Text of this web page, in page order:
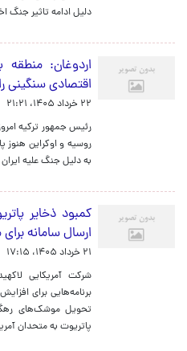
دلیل ادامه تاثیر جنگ
اردوغان:
اقتصادی سنگینی
۲۲ خرداد ۱۴۰۵، ۲۱:۲۱
رئیس جمهور ترکیه
روسیه و اوکراین هنوز
به دلیل جنگ علیه ایران
کمبود ذخایر
ارسال سامانه
۲۱ خرداد ۱۴۰۵، ۱۷:۱۵
شرکت آمریکایی
برنامه‌هایی برای
پاتریوت به متحدان